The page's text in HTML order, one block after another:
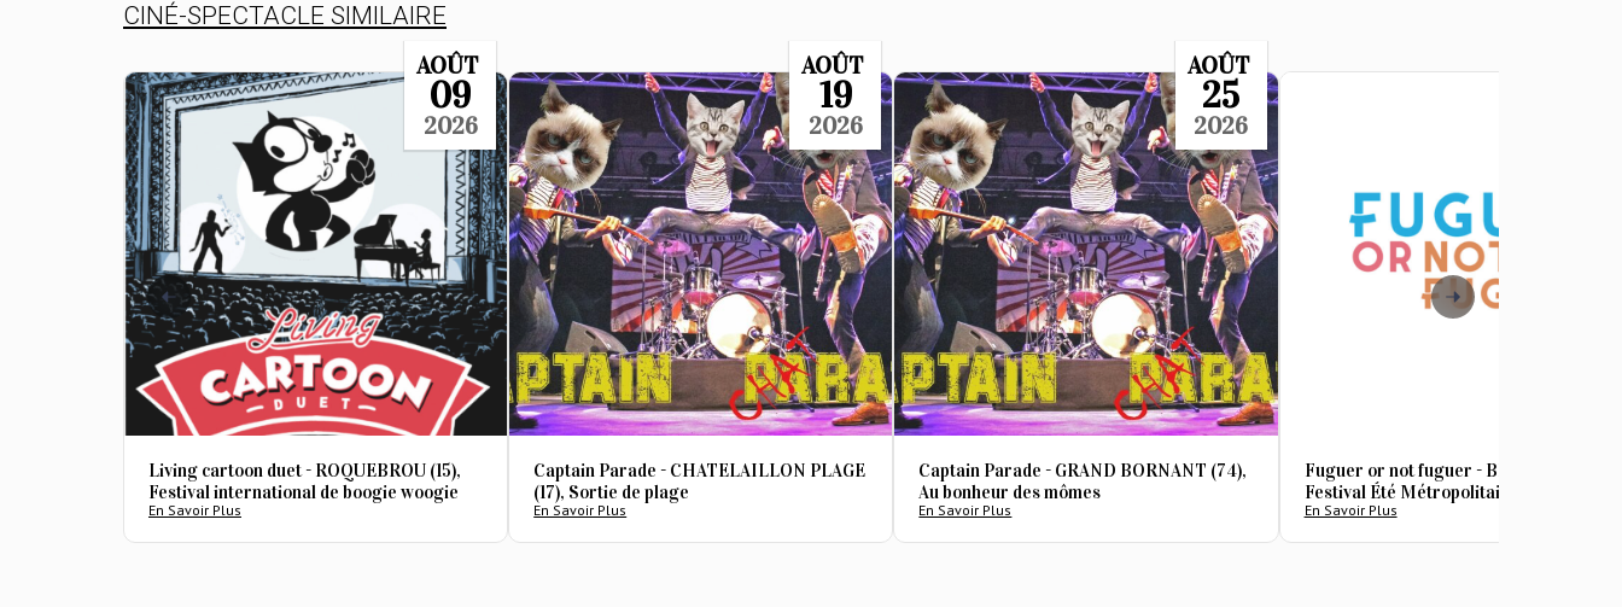
CINÉ-SPECTACLE SIMILAIRE
AOÛT
09
2026
Living cartoon duet - ROQUEBROU (15),
Festival international de boogie woogie
En Savoir Plus
AOÛT
19
2026
Captain Parade - CHATELAILLON PLAGE
(17), Sortie de plage
En Savoir Plus
AOÛT
25
2026
Captain Parade - GRAND BORNANT (74),
Au bonheur des mômes
En Savoir Plus
Fuguer or not fuguer - BRUGES (33) -
Festival Été Métropolitain
En Savoir Plus